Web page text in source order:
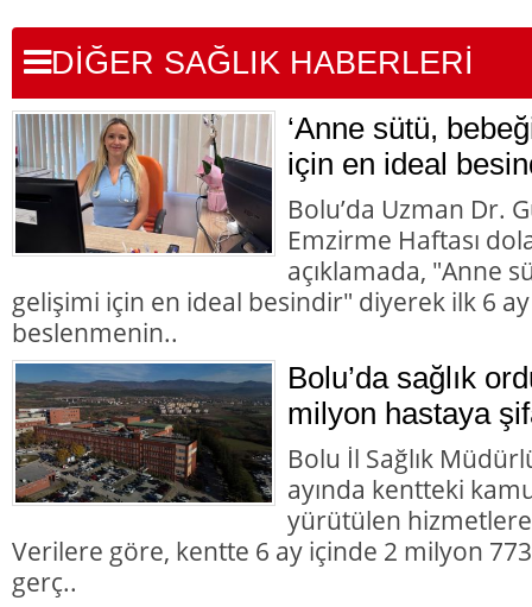
DİĞER SAĞLIK HABERLERİ
‘Anne sütü,
için en ideal
Bolu’da Uzman Dr.
Emzirme Haftası
açıklamada, "Anne
gelişimi için en ideal besindir" diyerek ilk 6
beslenmenin..
Bolu’da sağlık
milyon hastaya
Bolu İl Sağlık
ayında kentteki
yürütülen
Verilere göre, kentte 6 ay içinde 2 milyon
gerç..